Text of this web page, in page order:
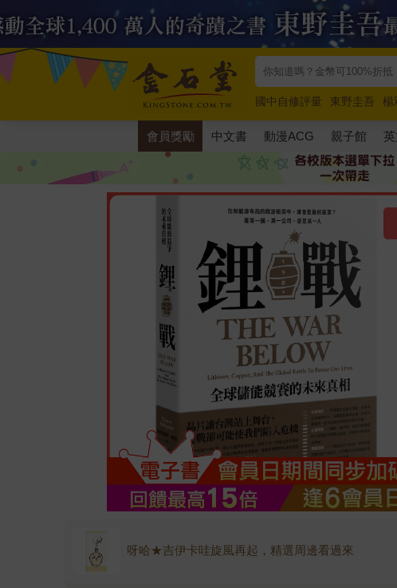
國中自修評量 東野圭吾 楊
唯紅花綻放
奧德賽 路邊攤
會員獎勵 中文書 動漫ACG 親子館
呀哈★吉伊卡哇旋風再起，精選周邊看過來